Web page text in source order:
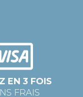
EN 3 FOIS
FRAIS